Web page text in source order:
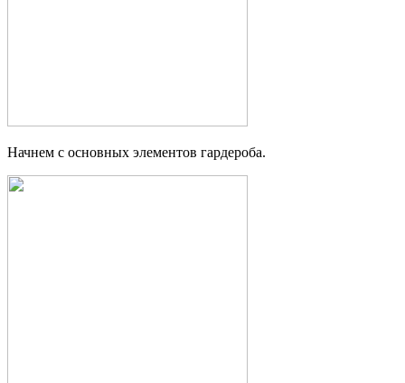
Начнем с основных элементов гардероба.